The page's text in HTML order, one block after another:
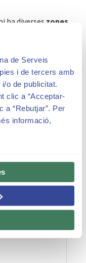
de Serveis
i de tercers amb
o de publicitat.
clic a “Acceptar-
a “Rebutjar”. Per
informació,
ha diverses zones
lliure. Aquests
mobiliari urbà i